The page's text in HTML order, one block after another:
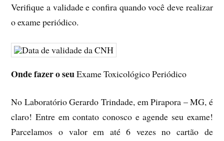
Verifique a validade e confira quando você deve realizar
o exame periódico.
Onde fazer o seuExame Toxicológico Periódico
No Laboratório Gerardo Trindade, em Pirapora – MG, é
claro! Entre em contato conosco e agende seu exame!
Parcelamos o valor em até 6 vezes no cartão de